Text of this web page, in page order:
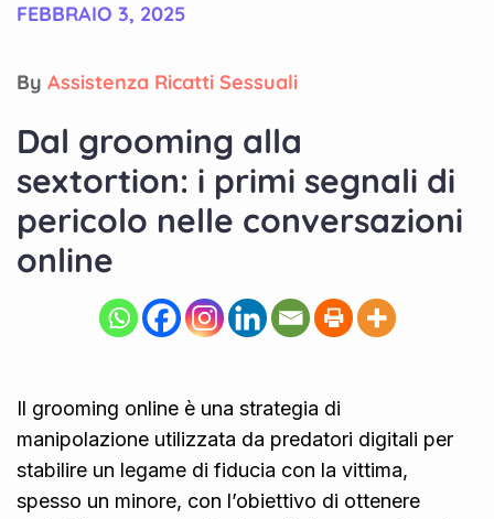
FEBBRAIO 3, 2025
By Assistenza Ricatti Sessuali
Dal grooming alla
sextortion: i primi segnali di
pericolo nelle conversazioni
online
Il grooming online è una strategia di
manipolazione utilizzata da predatori digitali per
stabilire un legame di fiducia con la vittima,
spesso un minore, con l’obiettivo di ottenere